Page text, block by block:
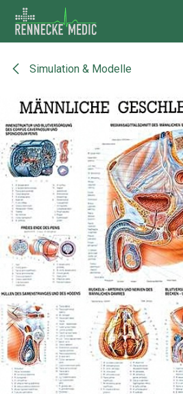
Zum Inhalt springen
Simulation & Modelle